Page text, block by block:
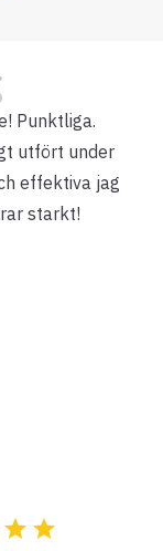
Punktliga.
utfört under
effektiva jag
starkt!